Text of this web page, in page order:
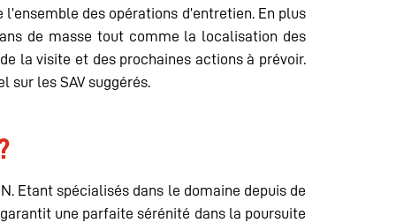
des opérations d’entretien. En plus
de masse tout comme la localisation des
la visite et des prochaines actions à prévoir.
sur les SAV suggérés.
Etant spécialisés dans le domaine depuis de
une parfaite sérénité dans la poursuite